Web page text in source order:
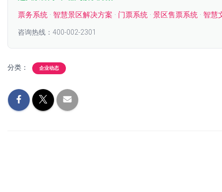
票务系统 · 智慧景区解决方案 · 门票系统 · 景区售票系统 · 智慧
咨询热线：400-002-2301
分类： 企业动态